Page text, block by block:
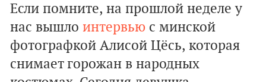
Если помните, на прошлой неделе у
нас вышло интервью с минской
фотографкой Алисой Цёсь, которая
снимает горожан в народных